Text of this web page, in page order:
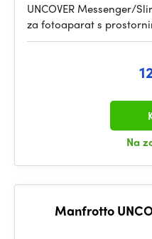
UNCOVER Messenger/
za fotoaparat s
Na
Manfrotto